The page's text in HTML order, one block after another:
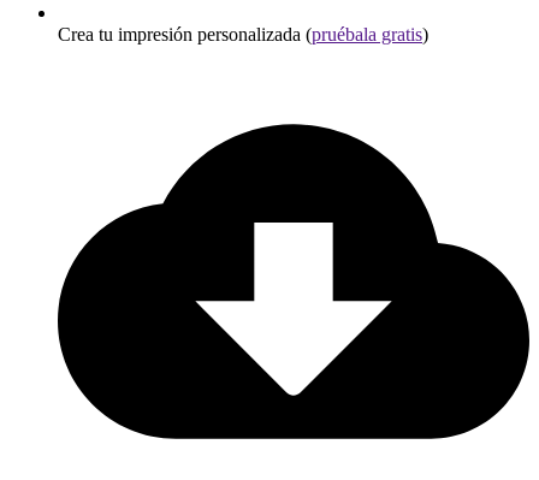
Crea tu impresión personalizada (pruébala gratis)